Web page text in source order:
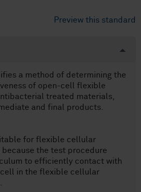
Preview this standard
a method of determining the
of open-cell flexible
treated materials,
and final products.
for flexible cellular
the test procedure
to efficiently contact with
in the flexible cellular